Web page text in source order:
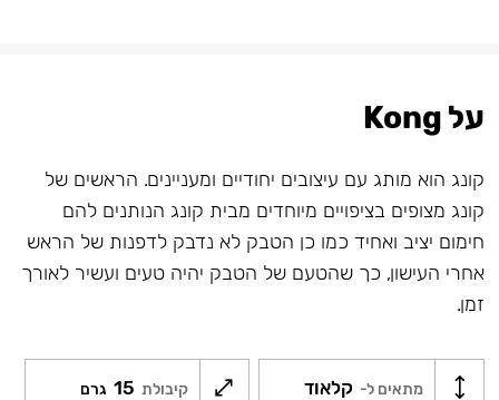
על Kong
קונג הוא מותג עם עיצובים יחודיים ומעניינים. הראשים של
קונג מצופים בציפויים מיוחדים מבית קונג הנותנים להם
חימום יציב ואחיד כמו כן הטבק לא נדבק לדפנות של הראש
אחרי העישון, כך שהטעם של הטבק יהיה טעים ועשיר לאורך
זמן.
מתאים ל- קלאוד קיבולת 15 גרם